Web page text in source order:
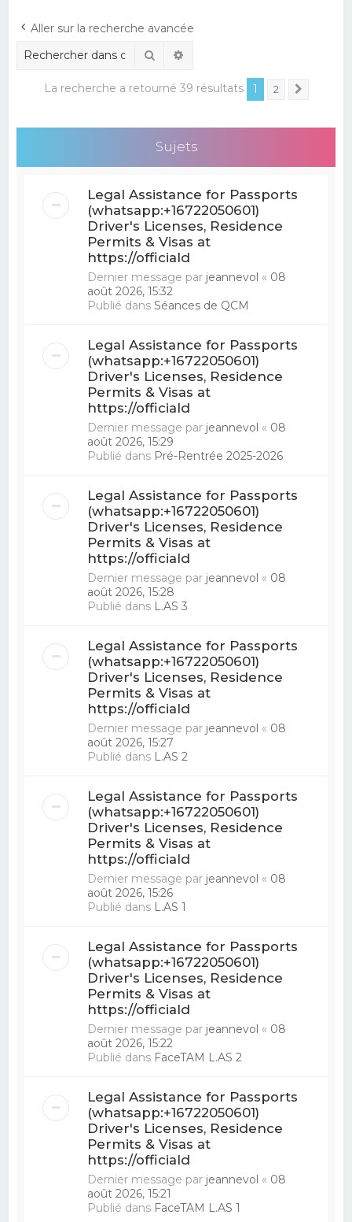
r
Aller sur la recherche avancée
Rechercher
La recherche a retourné 39 résultats 1 2
Sujets
Legal Assistance for Passports
(whatsapp:+16722050601)
Driver's Licenses, Residence
Permits & Visas at
https://officiald
Dernier message par jeannevol « 08
août 2026, 15:32
Publié dansSéances de QCM
Legal Assistance for Passports
(whatsapp:+16722050601)
Driver's Licenses, Residence
Permits & Visas at
https://officiald
Dernier message par jeannevol « 08
août 2026, 15:29
Publié dans Pré-Rentrée 2025-2026
Legal Assistance for Passports
(whatsapp:+16722050601)
Driver's Licenses, Residence
Permits & Visas at
https://officiald
Dernier message par jeannevol « 08
août 2026, 15:28
Publié dans L.AS 3
Legal Assistance for Passports
(whatsapp:+16722050601)
Driver's Licenses, Residence
Permits & Visas at
https://officiald
Dernier message par jeannevol « 08
août 2026, 15:27
Publié dans L.AS 2
Legal Assistance for Passports
(whatsapp:+16722050601)
Driver's Licenses, Residence
Permits & Visas at
https://officiald
Dernier message par jeannevol « 08
août 2026, 15:26
Publié dans L.AS 1
Legal Assistance for Passports
(whatsapp:+16722050601)
Driver's Licenses, Residence
Permits & Visas at
https://officiald
Dernier message par jeannevol « 08
août 2026, 15:22
Publié dans FaceTAM L.AS 2
Legal Assistance for Passports
(whatsapp:+16722050601)
Driver's Licenses, Residence
Permits & Visas at
https://officiald
Dernier message par jeannevol « 08
août 2026, 15:21
Publié dans FaceTAM L.AS 1